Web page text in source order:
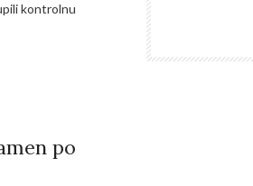
kontrolnu
po